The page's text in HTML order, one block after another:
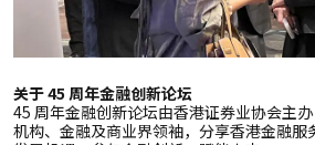
关于 45 周年金融创新论坛
45 周年金融创新论坛由香港证券业协会主
机构、金融及商业界领袖，分享香港金融服